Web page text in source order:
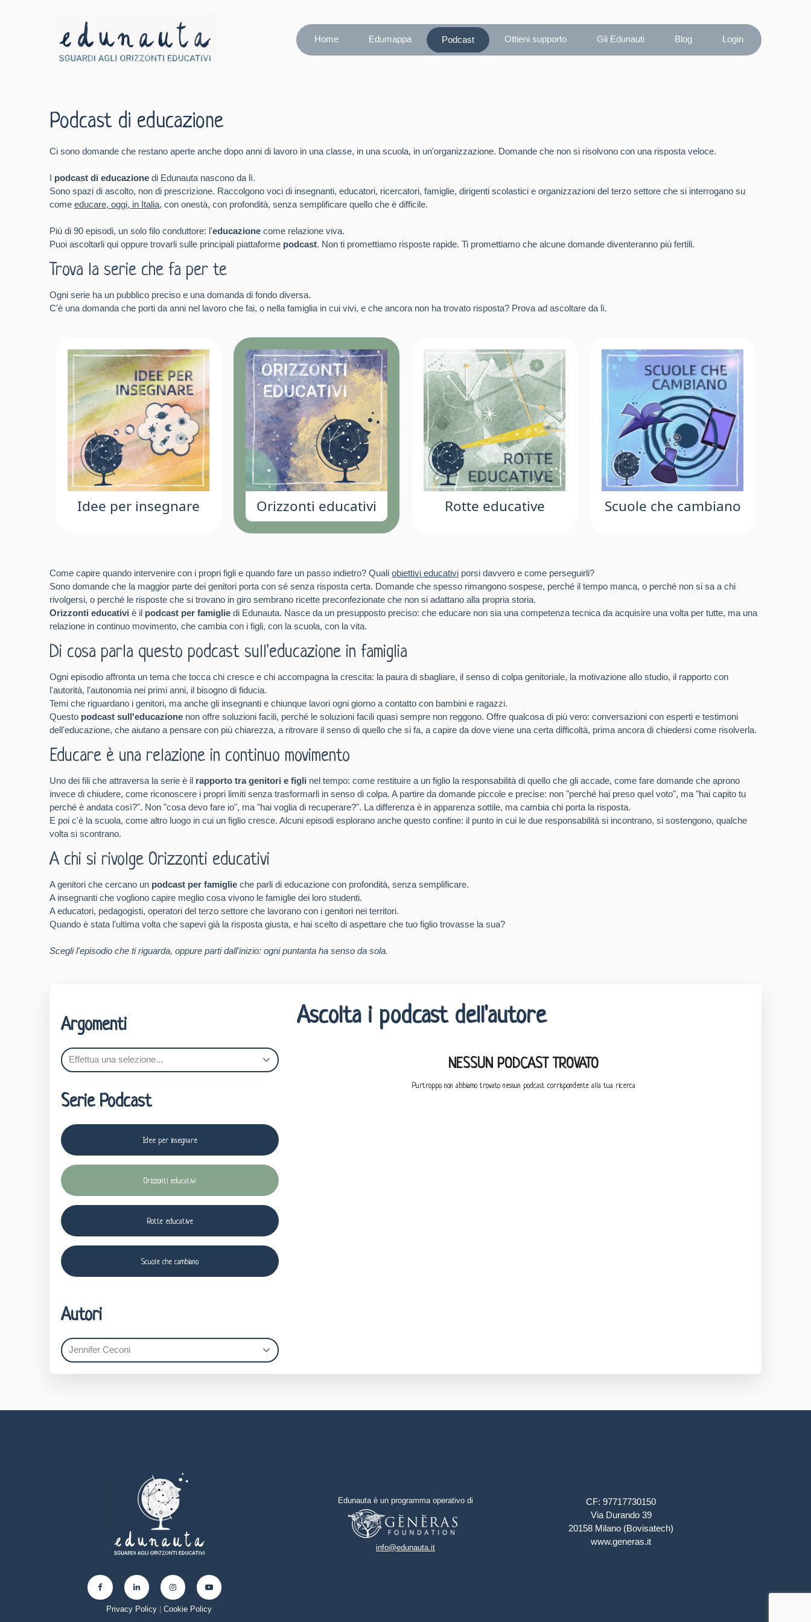
Home Edumappa Podcast Ottieni supporto Gli Edunauti Blog Login
Podcast di educazione
Ci sono domande che restano aperte anche dopo anni di lavoro in una classe, in una scuola, in un'organizzazione. Domande che non si risolvono con una risposta veloce.
I podcast di educazionedi Edunauta nascono da lì.
Sono spazi di ascolto, non di prescrizione. Raccolgono voci di insegnanti, educatori, ricercatori, famiglie, dirigenti scolastici e organizzazioni del terzo settore che si interrogano su
comeeducare, oggi, in Italia, con onestà, con profondità, senza semplificare quello che è difficile.
Più di 90 episodi, un solo filo conduttore: l'educazione come relazione viva.
Puoi ascoltarli qui oppure trovarli sulle principali piattaforme podcast. Non ti promettiamo risposte rapide. Ti promettiamo che alcune domande diventeranno più fertili.
Trova la serie che fa per te
Ogni serie ha un pubblico preciso e una domanda di fondo diversa.
C'è una domanda che porti da anni nel lavoro che fai, o nella famiglia in cui vivi, e che ancora non ha trovato risposta? Prova ad ascoltare da lì.
Idee per insegnare Orizzonti educativi Rotte educative Scuole che cambiano
Come capire quando intervenire con i propri figli e quando fare un passo indietro? Qualiobiettivi educativi porsi davvero e come perseguirli?
Sono domande che la maggior parte dei genitori porta con sé senza risposta certa. Domande che spesso rimangono sospese, perché il tempo manca, o perché non si sa a chi
rivolgersi, o perché le risposte che si trovano in giro sembrano ricette preconfezionate che non si adattano alla propria storia.
Orizzonti educativi è il podcast per famiglie di Edunauta. Nasce da un presupposto preciso: che educare non sia una competenza tecnica da acquisire una volta per tutte, ma una
relazione in continuo movimento, che cambia con i figli, con la scuola, con la vita.
Di cosa parla questo podcast sull'educazione in famiglia
Ogni episodio affronta un tema che tocca chi cresce e chi accompagna la crescita: la paura di sbagliare, il senso di colpa genitoriale, la motivazione allo studio, il rapporto con
l'autorità, l'autonomia nei primi anni, il bisogno di fiducia.
Temi che riguardano i genitori, ma anche gli insegnanti e chiunque lavori ogni giorno a contatto con bambini e ragazzi.
Questo podcast sull'educazione non offre soluzioni facili, perché le soluzioni facili quasi sempre non reggono. Offre qualcosa di più vero: conversazioni con esperti e testimoni
dell'educazione, che aiutano a pensare con più chiarezza, a ritrovare il senso di quello che si fa, a capire da dove viene una certa difficoltà, prima ancora di chiedersi come risolverla.
Educare è una relazione in continuo movimento
Uno dei fili che attraversa la serie è il rapporto tra genitori e figli nel tempo: come restituire a un figlio la responsabilità di quello che gli accade, come fare domande che aprono
invece di chiudere, come riconoscere i propri limiti senza trasformarli in senso di colpa. A partire da domande piccole e precise: non "perché hai preso quel voto", ma "hai capito tu
perché è andata così?". Non "cosa devo fare io", ma "hai voglia di recuperare?". La differenza è in apparenza sottile, ma cambia chi porta la risposta.
E poi c'è la scuola, come altro luogo in cui un figlio cresce. Alcuni episodi esplorano anche questo confine: il punto in cui le due responsabilità si incontrano, si sostengono, qualche
volta si scontrano.
A chi si rivolge Orizzonti educativi
A genitori che cercano un podcast per famiglie che parli di educazione con profondità, senza semplificare.
A insegnanti che vogliono capire meglio cosa vivono le famiglie dei loro studenti.
A educatori, pedagogisti, operatori del terzo settore che lavorano con i genitori nei territori.
Quando è stata l'ultima volta che sapevi già la risposta giusta, e hai scelto di aspettare che tuo figlio trovasse la sua?
Scegli l'episodio che ti riguarda, oppure parti dall'inizio: ogni puntanta ha senso da sola.
Argomenti
Serie Podcast
Idee per insegnare
Orizzonti educativi
Rotte educative
Scuole che cambiano
Autori
Ascolta i podcast dell'autore
NESSUN PODCAST TROVATO
Purtroppo non abbiamo trovato nessun podcast corrispondente alla tua ricerca
Privacy Policy |Cookie Policy
Edunauta è un programma operativo di
info@edunauta.it
CF: 97717730150
Via Durando 39
20158 Milano (Bovisatech)
www.generas.it